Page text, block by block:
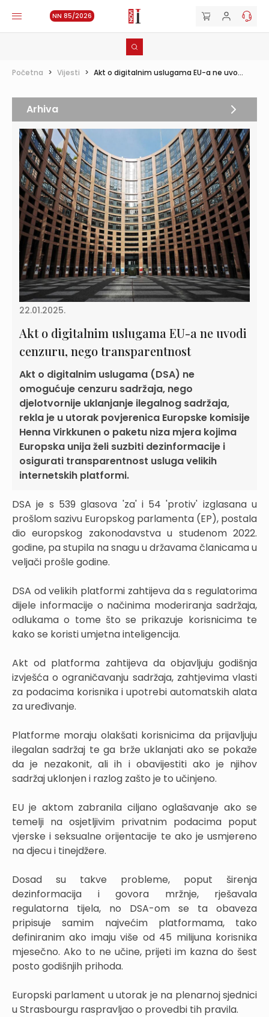
NN 85/2026
Početna > Vijesti > Akt o digitalnim uslugama EU-a ne uvo...
22.01.2025.
Akt o digitalnim uslugama EU-a ne uvodi
cenzuru, nego transparentnost
Akt o digitalnim uslugama (DSA) ne
omogućuje cenzuru sadržaja, nego
djelotvornije uklanjanje ilegalnog sadržaja,
rekla je u utorak povjerenica Europske komisije
Henna Virkkunen o paketu niza mjera kojima
Europska unija želi suzbiti dezinformacije i
osigurati transparentnost usluga velikih
internetskih platformi.
DSA je s 539 glasova 'za' i 54 'protiv' izglasana u
prošlom sazivu Europskog parlamenta (EP), postala
dio europskog zakonodavstva u studenom 2022.
godine, pa stupila na snagu u državama članicama u
veljači prošle godine.
DSA od velikih platformi zahtijeva da s regulatorima
dijele informacije o načinima moderiranja sadržaja,
odlukama o tome što se prikazuje korisnicima te
kako se koristi umjetna inteligencija.
Akt od platforma zahtijeva da objavljuju godišnja
izvješća o ograničavanju sadržaja, zahtjevima vlasti
za podacima korisnika i upotrebi automatskih alata
za uređivanje.
Platforme moraju olakšati korisnicima da prijavljuju
ilegalan sadržaj te ga brže uklanjati ako se pokaže
da je nezakonit, ali ih i obavijestiti ako je njihov
sadržaj uklonjen i razlog zašto je to učinjeno.
EU je aktom zabranila ciljano oglašavanje ako se
temelji na osjetljivim privatnim podacima poput
vjerske i seksualne orijentacije te ako je usmjereno
na djecu i tinejdžere.
Dosad su takve probleme, poput širenja
dezinformacija i govora mržnje, rješavala
regulatorna tijela, no DSA-om se ta obaveza
pripisuje samim najvećim platformama, tako
definiranim ako imaju više od 45 milijuna korisnika
mjesečno. Ako to ne učine, prijeti im kazna do šest
posto godišnjih prihoda.
Europski parlament u utorak je na plenarnoj sjednici
u Strasbourgu raspravljao o provedbi tih pravila.
Arhiva